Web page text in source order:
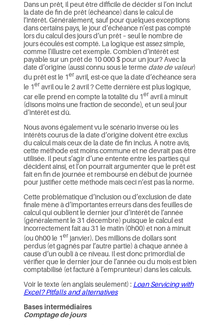
Dans un prêt, il peut être difficile de décider si l’on inclut
la date de fin de prêt (échéance) dans le calcul de
l’intérêt. Généralement, sauf pour quelques exceptions
dans certains pays, le jour d’échéance n’est pas compté
lors du calcul des jours d’un prêt – seul le nombre de
jours écoulés est compté. La logique est assez simple,
comme l’illustre cet exemple. Combien d’intérêt est
payable sur un prêt de 10 000 $ pour un jour? Avec la
date d’origine (aussi connu sous le terme date de valeur)
du prêt est le 1er avril, est-ce que la date d’échéance sera
le 1er avril ou le 2 avril ? Cette dernière est plus logique,
car elle prend en compte la totalité du 1er avril à minuit
(disons moins une fraction de seconde), et un seul jour
d’intérêt est dû.
Nous avons également vu le scénario inverse où les
intérêts courus de la date d’origine doivent être exclus
du calcul mais ceux de la date de fin inclus. À notre avis,
cette méthode est moins commune et ne devrait pas être
utilisée. Il peut s’agir d’une entente entre les parties qui
décident ainsi, et l’on pourrait argumenter que le prêt est
fait en fin de journée et remboursé en début de journée
pour justifier cette méthode mais ceci n’est pas la norme.
Cette problématique d’inclusion ou d’exclusion de date
finale mène à d’importantes erreurs dans des feuilles de
calcul qui oublient le dernier jour d’intérêt de l’année
(généralement le 31 décembre) puisque le calcul est
incorrectement fait au 31 le matin (0h00) et non à minuit
(ou 0h00 le 1er janvier). Des millions de dollars sont
perdus (et gagnés par l’autre partie) à chaque année à
cause d’un oubli à ce niveau. Il est donc primordial de
vérifier que le dernier jour de l’année ou du mois est bien
comptabilisé (et facturé à l’emprunteur) dans les calculs.
Voir le texte (en anglais seulement) : Loan Servicing with
Excel?Pitfalls and alternatives
Bases intermédiaires
Comptage de jours